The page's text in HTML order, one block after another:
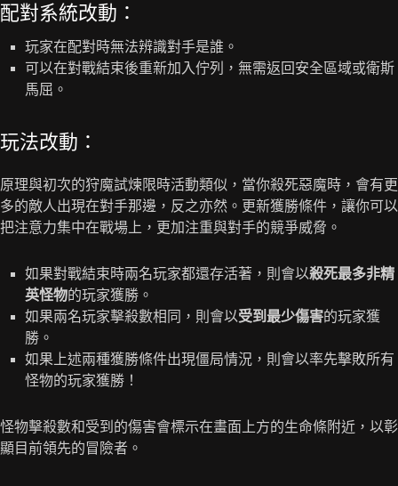
配對系統改動：
玩家在配對時無法辨識對手是誰。
可以在對戰結束後重新加入佇列，無需返回安全區域或衛斯
馬屈。
玩法改動：
原理與初次的狩魔試煉限時活動類似，當你殺死惡魔時，會有更
多的敵人出現在對手那邊，反之亦然。更新獲勝條件，讓你可以
把注意力集中在戰場上，更加注重與對手的競爭威脅。
如果對戰結束時兩名玩家都還存活著，則會以殺死最多非精
英怪物的玩家獲勝。
如果兩名玩家擊殺數相同，則會以受到最少傷害的玩家獲
勝。
如果上述兩種獲勝條件出現僵局情況，則會以率先擊敗所有
怪物的玩家獲勝！
怪物擊殺數和受到的傷害會標示在畫面上方的生命條附近，以彰
顯目前領先的冒險者。